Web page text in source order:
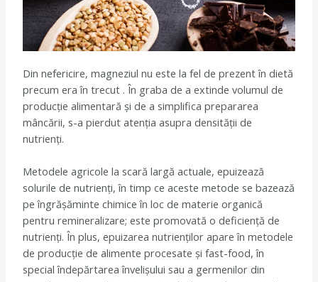
Din nefericire, magneziul nu este la fel de prezent în dietă
precum era în trecut . În graba de a extinde volumul de
producție alimentară și de a simplifica prepararea
mâncării, s-a pierdut atenția asupra densității de
nutrienți.
Metodele agricole la scară largă actuale, epuizează
solurile de nutrienți, în timp ce aceste metode se bazează
pe îngrășăminte chimice în loc de materie organică
pentru remineralizare; este promovată o deficiență de
nutrienți. În plus, epuizarea nutrienților apare în metodele
de producție de alimente procesate și fast-food, în
special îndepărtarea învelișului sau a germenilor din